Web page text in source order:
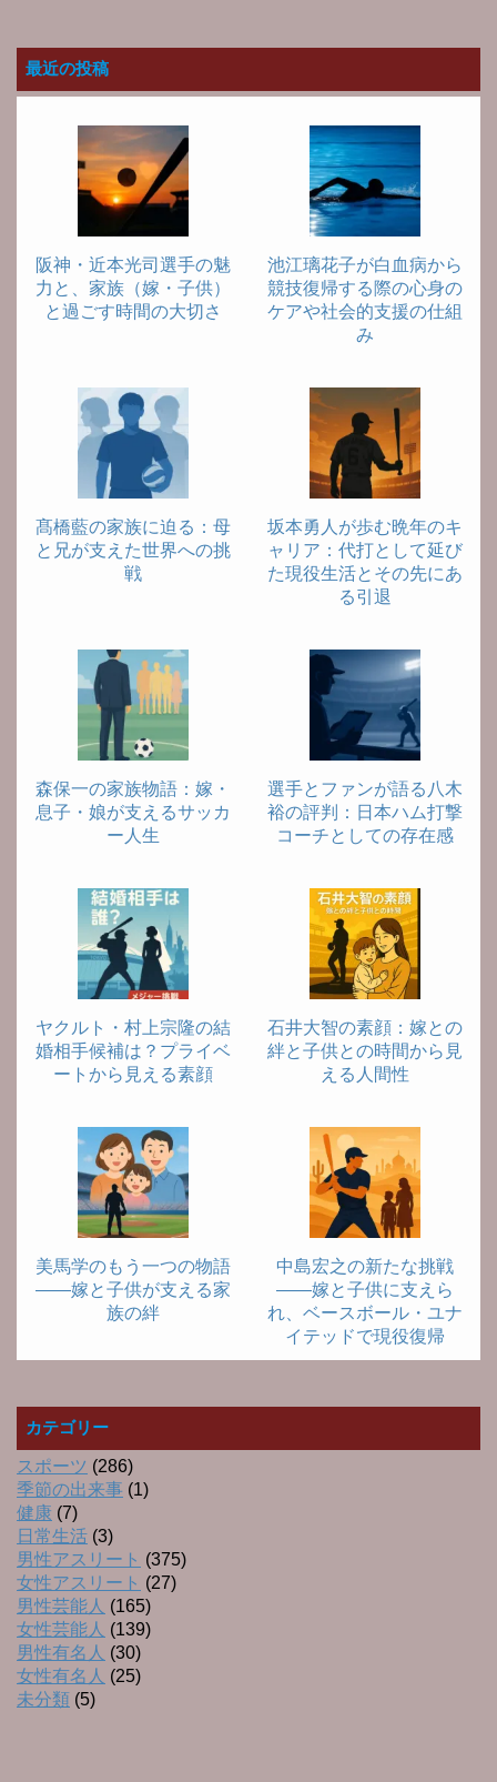
最近の投稿
阪神・近本光司選手の魅
力と、家族（嫁・子供）
と過ごす時間の大切さ
池江璃花子が白血病から
競技復帰する際の心身の
ケアや社会的支援の仕組
み
髙橋藍の家族に迫る：母
と兄が支えた世界への挑
戦
坂本勇人が歩む晩年のキ
ャリア：代打として延び
た現役生活とその先にあ
る引退
森保一の家族物語：嫁・
息子・娘が支えるサッカ
ー人生
選手とファンが語る八木
裕の評判：日本ハム打撃
コーチとしての存在感
ヤクルト・村上宗隆の結
婚相手候補は？プライベ
ートから見える素顔
石井大智の素顔：嫁との
絆と子供との時間から見
える人間性
美馬学のもう一つの物語
――嫁と子供が支える家
族の絆
中島宏之の新たな挑戦
――嫁と子供に支えら
れ、ベースボール・ユナ
イテッドで現役復帰
カテゴリー
スポーツ (286)
季節の出来事 (1)
健康 (7)
日常生活 (3)
男性アスリート (375)
女性アスリート (27)
男性芸能人 (165)
女性芸能人 (139)
男性有名人 (30)
女性有名人 (25)
未分類 (5)